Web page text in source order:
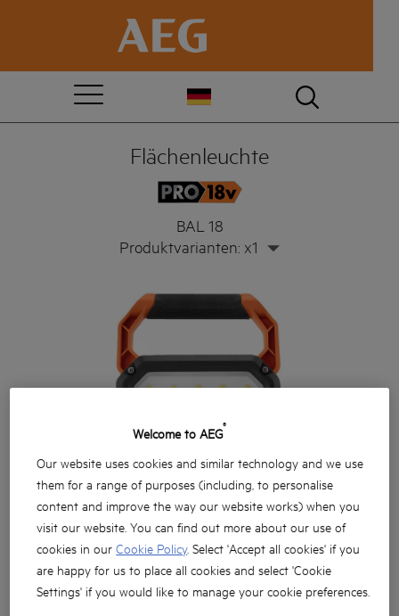
Flächenleuchte
BAL 18
Produktvarianten: x1
Welcome to AEG®
Our website uses cookies and similar technology and we use
them for a range of purposes (including, to personalise
content and improve the way our website works) when you
visit our website. You can find out more about our use of
cookies in ourCookie Policy. Select 'Accept all cookies' if you
are happy for us to place all cookies and select 'Cookie
Settings' if you would like to manage your cookie preferences.